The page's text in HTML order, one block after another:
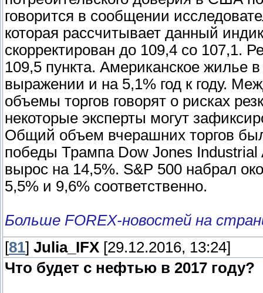
говорится в сообщении
которая рассчитывает данный
скорректирован до 109,4 со 107,1.
109,5 пункта. Американское жилье
выражении и на 5,1% год к году.
объемы торгов говорят о рисках
некоторые эксперты могут
Общий объем вчерашних торгов
победы Трампа Dow Jones Industrial
вырос на 14,5%. S&P 500 набрал
5,5% и 9,6% соответственно.
Больше FOREX-новостей на
[81] Julia_IFX [29.12.2016, 13:24]
Что будет с нефтью в 2017 году?